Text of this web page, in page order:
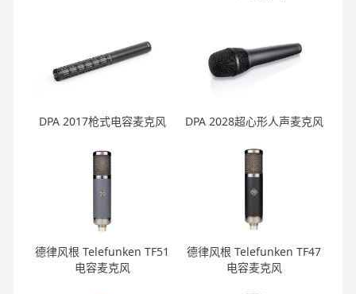
DPA 2017枪式电容麦克风 DPA 2028超心形人声麦克风
德律风根 Telefunken TF51
电容麦克风
德律风根 Telefunken TF47
电容麦克风